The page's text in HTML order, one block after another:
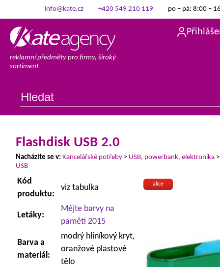
info@kate.cz +420 549 210 119 po – pá: 8:00 –
reklamní předměty pro firmy, široký
sortiment
Flashdisk USB 2.0
Nacházíte se v: Kancelářské potřeby > USB, powerbank, elektronika
USB
akce
Kód
produktu:
viz tabulka
Letáky:
Mějte barvy na
paměti 2015
Barva a
materiál:
modrý hliníkový kryt,
oranžové plastové
tělo